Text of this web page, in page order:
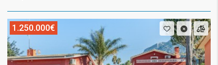
1.250.000€